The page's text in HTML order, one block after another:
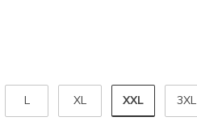
L XL XXL 3XL